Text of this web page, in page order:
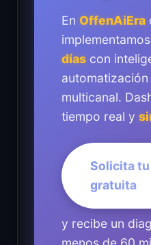
En OffenAiEra
días con
multicanal.
tiempo real y
Solicita
gratuita
y recibe un